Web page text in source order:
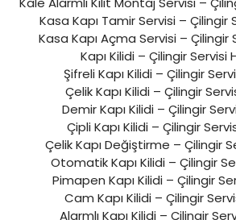
Kasa Kapı Tamir Servisi – Çilingir
Kasa Kapı Açma Servisi – Çilingir
Kapı Kilidi – Çilingir Servisi
Şifreli Kapı Kilidi – Çilingir
Çelik Kapı Kilidi – Çilingir
Demir Kapı Kilidi – Çilingir
Çipli Kapı Kilidi – Çilingir
Çelik Kapı Değiştirme – Çilingir
Otomatik Kapı Kilidi – Çilingir
Pimapen Kapı Kilidi – Çilingir
Cam Kapı Kilidi – Çilingir
Alarmlı Kapı Kilidi – Çilingir